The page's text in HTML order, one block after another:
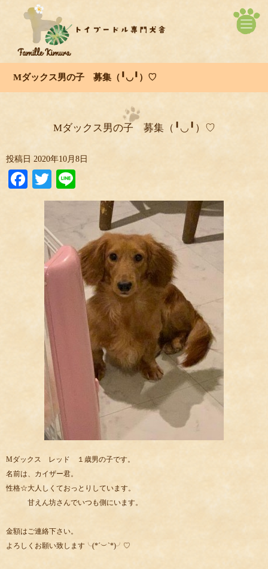
Mダックス男の子 募集（╹◡╹）♡
Mダックス男の子 募集（╹◡╹）♡
投稿日 2020年10月8日
Facebook
Twitter
Mダックス レッド １歳男の子です。
名前は、カイザー君。
性格☆大人しくておっとりしています。
甘えん坊さんでいつも側にいます。
金額はご連絡下さい。
よろしくお願い致します╰(*´︶`*)╯♡